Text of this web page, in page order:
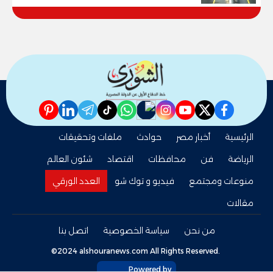
facebook
twitter
youtube
instagram
nabd
whatsapp
tiktok
telegram
linkedin
pinterest
الرئيسية أخبار مصر حوادث
ملفات وتحقيقات
الرياضة
فن محافظات اقتصاد
شئون العالم
منوعات ومجتمع
فيديو و توك شو
العدد الورقي
مقالات
من نحن سياسة الخصوصية اتصل بنا
©2024 alshouranews.com All Rights Reserved.
Powered by